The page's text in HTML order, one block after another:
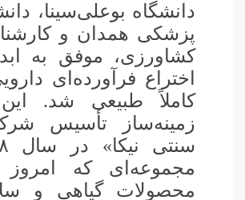
دانشگاه بوعلی‌سینا،
پزشکی همدان و
کشاورزی، موفق به
اختراع فرآورده‌ای
کاملاً طبیعی شد.
زمینه‌ساز تأسیس
مجموعه‌ای که امروز
محصولات گیاهی و